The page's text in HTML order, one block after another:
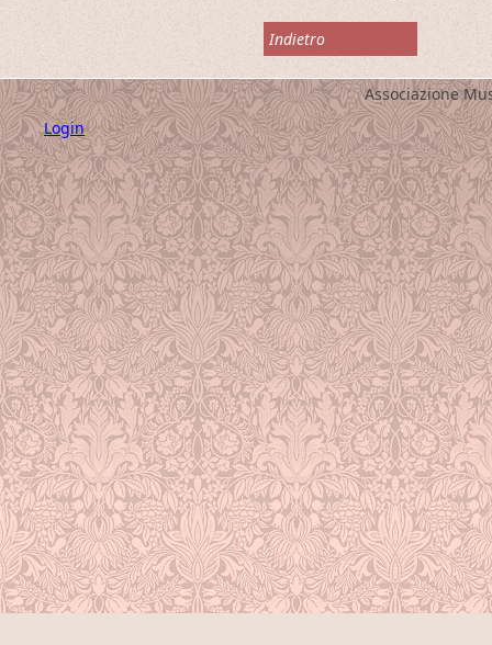
Indietro
Associazione
Login